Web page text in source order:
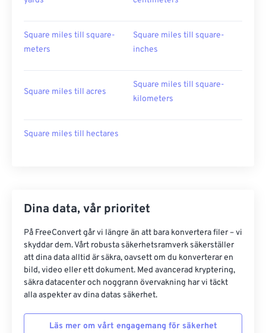
Square miles till square-
meters
Square miles till square-
inches
Square miles till acres
Square miles till square-
kilometers
Square miles till hectares
Dina data, vår prioritet
På FreeConvert går vi längre än att bara konvertera filer – vi
skyddar dem. Vårt robusta säkerhetsramverk säkerställer
att dina data alltid är säkra, oavsett om du konverterar en
bild, video eller ett dokument. Med avancerad kryptering,
säkra datacenter och noggrann övervakning har vi täckt
alla aspekter av dina datas säkerhet.
Läs mer om vårt engagemang för säkerhet